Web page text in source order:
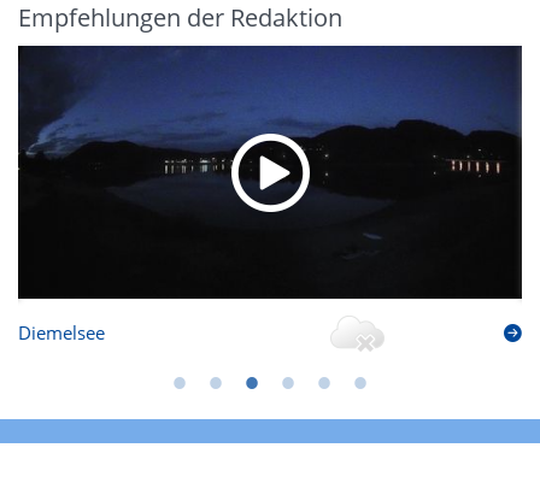
Empfehlungen der Redaktion
Diemelsee